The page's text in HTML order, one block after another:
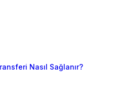
Nasıl Sağlanır?